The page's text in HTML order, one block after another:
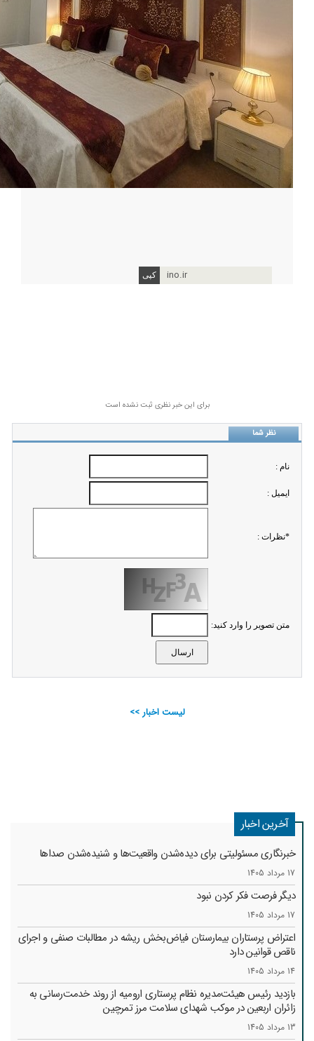
ino.ir
برای این خبر نظری ثبت نشده است
نظر شما
نام :
ايميل :
*نظرات :
متن تصویر را وارد کنید:
لیست اخبار >>
آخرین اخبار
خبرنگاری مسئولیتی برای دیده‌شدن واقعیت‌ها و شنیده‌شدن صداها
17 مرداد 1405
دیگر فرصت فکر کردن نبود
17 مرداد 1405
اعتراض پرستاران بیمارستان فیاض‌بخش ریشه در مطالبات صنفی و اجرای
ناقص قوانین دارد
14 مرداد 1405
بازدید رئیس هیئت‌مدیره نظام پرستاری ارومیه از روند خدمت‌رسانی به
زائران اربعین در موکب شهدای سلامت مرز تمرچین
13 مرداد 1405